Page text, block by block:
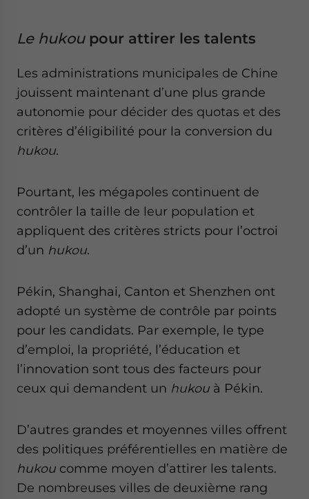
Lehukoupour attirer les talents
Les administrations municipales de Chine
jouissent maintenant d’une plus grande
autonomie pour décider des quotas et des
critères d’éligibilité pour la conversion du
hukou.
Pourtant, les mégapoles continuent de
contrôler la taille de leur population et
appliquent des critères stricts pour l’octroi
d’un hukou.
Pékin, Shanghai, Canton et Shenzhen ont
adopté un système de contrôle par points
pour les candidats. Par exemple, le type
d’emploi, la propriété, l’éducation et
l’innovation sont tous des facteurs pour
ceux qui demandent un hukou à Pékin.
D’autres grandes et moyennes villes offrent
des politiques préférentielles en matière de
hukou comme moyen d’attirer les talents.
De nombreuses villes de deuxième rang